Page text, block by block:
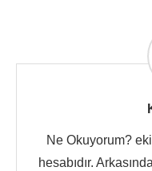
Ne Okuyorum?
hesabıdır.